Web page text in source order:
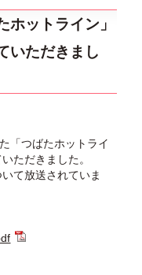
ホットライン」
いただきまし
「つばたホットライ
ただきました。
て放送されていま